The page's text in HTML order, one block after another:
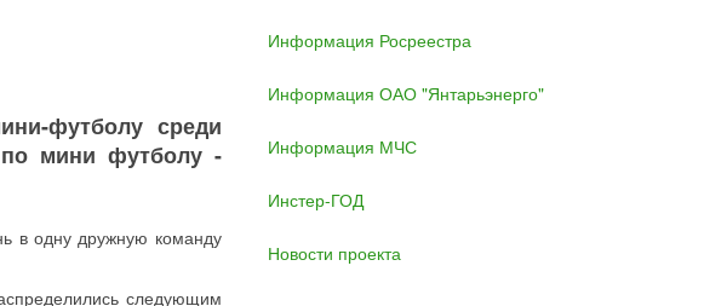
футболу среди
по мини футболу -
в одну дружную команду
следующим
Информация Росреестра
Информация ОАО "Янтарьэнерго"
Информация МЧС
Инстер-ГОД
Новости проекта